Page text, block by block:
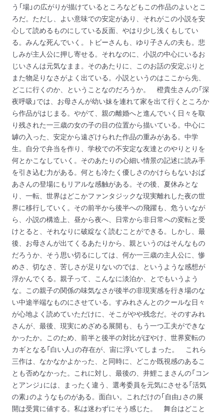
う「場」の広がりが描けているところなどもこの作品のよいとこ
ろだ。ただし、よい意味での安定があり、それがこの小説を安
心して読めるものにしている反面、やはり少し浅くもしてい
る。みんな死んでいく。トビーさんも、ゆり子さんの夫も。悲
しみが主人公に押し寄せる。それなのに、小説の中心にいるお
じいさんは元気なまま。そのあたりに、このお話の安定ぶりと
また物足りなさがよく出ている。小説というのはここから先、
どこに行くのか、ということなのだろうか。
橙貴生さんの「深
夜呼吸」では、お母さんが幼い妹を連れて家を出て行くところか
ら作品がはじまる。やがて、親の離婚へと進んでいく日々を取
り残された一三歳の女の子の目の位置から描いている。中心に
罅の入った、安定から遠ざけられた作品の重みがある。中学
生。自分で弁当を作り、学校での不安定な友達とのやりとりを
何とかこなしていく。そのあたりの心細い情景の記述に読み手
を引き込む力がある。何とも冷たく優しさのかけらもないおば
あさんの登場にもリアルな感触がある。その後、夏休みとな
り、一転、世界はどこかファンタジックな現実離れした夜の世
界に移行していく。その前半から後半への飛躍も、危ういなが
ら、小説の構造上、昼から夜へ、日常から非日常への変転と受
けとると、それなりに破綻なく読むことができる。しかし、最
後、お母さんが出てくるあたりから、親というのはそんなもの
だろうか、そう思い切るにしては、何か一三歳の主人公に、惨
めさ、切なさ、苦しさが足りないのでは、というような感想が
浮かんでくる。親子って、こんなに淡泊か、とでもいうよう
な。この親子の関係の味気なさが後半の非現実感を行き場のな
い中途半端なものにさせている。すみれさんとのクールな日々
が心地よく読めていただけに、そこがやや残念だ。そのすみれ
さんが、最後、現実にめざめる展開も、もう一つ工夫ができな
かったか。このため、前半と後半の対比がぼやけ、世界変転の
カギとなる「白い人」の存在が、宙に浮いてしまった。
これら
三作は、なかなかよかった、と同時に、どこか既視感のあるこ
とも否めなかった。これに対し、最後の、井鯉こまさんの「コン
とアンジ」には、まったく違う、選考委員を元気にさせる「活気
の素」のようなものがある。面白い。これだけの「自由」さの展
開は受賞に値する。私は迷わずにそう感じた。
舞台はどこと